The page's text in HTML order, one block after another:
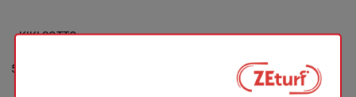
5
KIKI SOTTO
3a 0a 1a